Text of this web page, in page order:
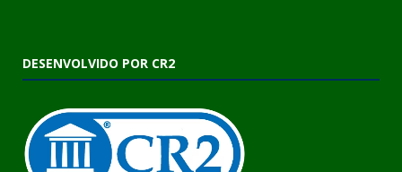
DESENVOLVIDO POR CR2